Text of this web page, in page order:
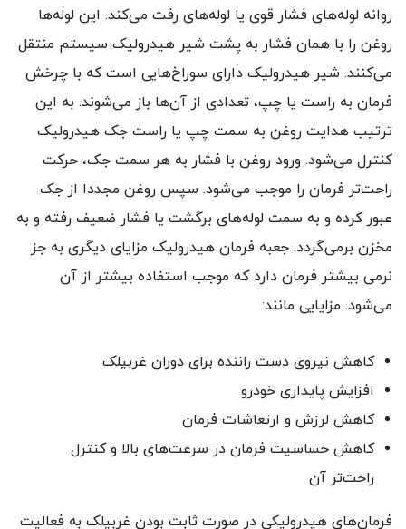
روانه‌ لوله‌های فشار قوی یا لوله‌های رفت می‌کند. این لوله‌ها
روغن را با همان فشار به پشت شیر هیدرولیک سیستم منتقل
می‌کنند. شیر هیدرولیک دارای سوراخ‌هایی است که با چرخش
فرمان به راست یا چپ، تعدادی از آن‌ها باز می‌شوند. به این
ترتیب هدایت روغن به سمت چپ یا راست جک هیدرولیک
کنترل می‌شود. ورود روغن با فشار به هر سمت جک، حرکت
راحت‌تر فرمان را موجب می‌شود. سپس روغن مجددا از جک
عبور کرده و به سمت لوله‌های برگشت یا فشار ضعیف رفته و به
مخزن برمی‌گردد. جعبه فرمان هیدرولیک مزایای دیگری به جز
نرمی بیشتر فرمان دارد که موجب استفاده بیشتر از آن
می‌شود. مزایایی مانند:
کاهش نیروی دست راننده برای دوران غربیلک
افزایش پایداری خودرو
کاهش لرزش و ارتعاشات فرمان
کاهش حساسیت فرمان در سرعت‌های بالا و کنترل
راحت‌تر آن
فرمان‌های هیدرولیکی در صورت ثابت بودن غربیلک به فعالیت